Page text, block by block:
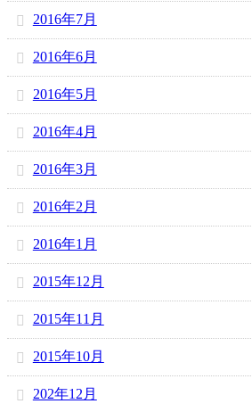
2016年7月
2016年6月
2016年5月
2016年4月
2016年3月
2016年2月
2016年1月
2015年12月
2015年11月
2015年10月
202年12月